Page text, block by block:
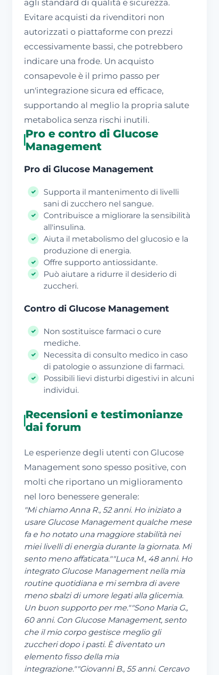
agli standard di qualità e sicurezza.
Evitare acquisti da rivenditori non
autorizzati o piattaforme con prezzi
eccessivamente bassi, che potrebbero
indicare una frode. Un acquisto
consapevole è il primo passo per
un'integrazione sicura ed efficace,
supportando al meglio la propria salute
metabolica senza rischi inutili.
Pro e contro di Glucose
Management
Pro di Glucose Management
Supporta il mantenimento di livelli
sani di zucchero nel sangue.
Contribuisce a migliorare la sensibilità
all'insulina.
Aiuta il metabolismo del glucosio e la
produzione di energia.
Offre supporto antiossidante.
Può aiutare a ridurre il desiderio di
zuccheri.
Contro di Glucose Management
Non sostituisce farmaci o cure
mediche.
Necessita di consulto medico in caso
di patologie o assunzione di farmaci.
Possibili lievi disturbi digestivi in alcuni
individui.
Recensioni e testimonianze
dai forum
Le esperienze degli utenti con Glucose
Management sono spesso positive, con
molti che riportano un miglioramento
nel loro benessere generale:
"Mi chiamo Anna R., 52 anni. Ho iniziato a
usare Glucose Management qualche mese
fa e ho notato una maggiore stabilità nei
miei livelli di energia durante la giornata. Mi
sento meno affaticata.""Luca M., 48 anni. Ho
integrato Glucose Management nella mia
routine quotidiana e mi sembra di avere
meno sbalzi di umore legati alla glicemia.
Un buon supporto per me.""Sono Maria G.,
60 anni. Con Glucose Management, sento
che il mio corpo gestisce meglio gli
zuccheri dopo i pasti. È diventato un
elemento fisso della mia
integrazione.""Giovanni B., 55 anni. Cercavo